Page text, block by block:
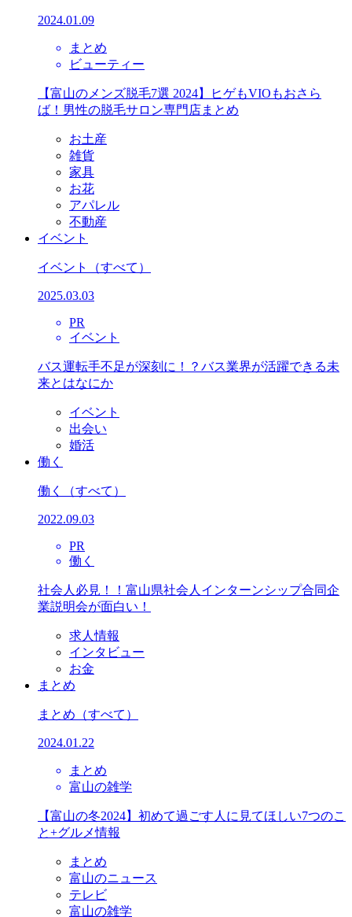
2024.01.09
まとめ
ビューティー
【富山のメンズ脱毛7選 2024】ヒゲもVIOもおさら
ば！男性の脱毛サロン専門店まとめ
お土産
雑貨
家具
お花
アパレル
不動産
イベント
イベント （すべて）
2025.03.03
PR
イベント
バス運転手不足が深刻に！？バス業界が活躍できる未
来とはなにか
イベント
出会い
婚活
働く
働く （すべて）
2022.09.03
PR
働く
社会人必見！！富山県社会人インターンシップ合同企
業説明会が面白い！
求人情報
インタビュー
お金
まとめ
まとめ （すべて）
2024.01.22
まとめ
富山の雑学
【富山の冬2024】初めて過ごす人に見てほしい7つのこ
と+グルメ情報
まとめ
富山のニュース
テレビ
富山の雑学